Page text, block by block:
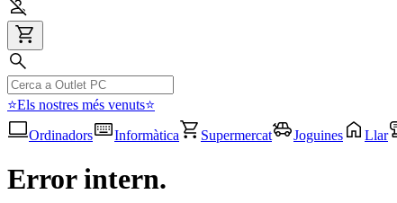
⭐Els nostres més venuts⭐
Ordinadors
Informàtica Supermercat Joguines Llar
Error intern.